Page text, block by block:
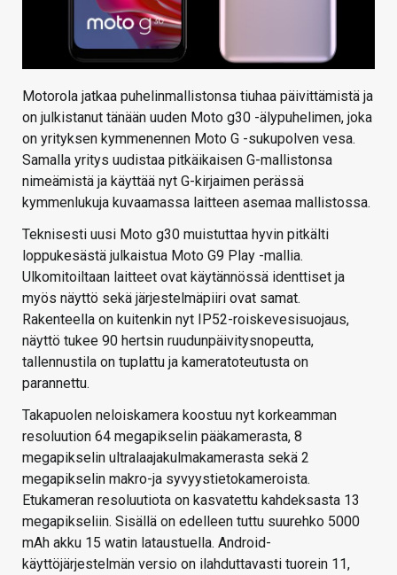
Motorola jatkaa puhelinmallistonsa tiuhaa päivittämistä ja
on julkistanut tänään uuden Moto g30 -älypuhelimen, joka
on yrityksen kymmenennen Moto G -sukupolven vesa.
Samalla yritys uudistaa pitkäikaisen G-mallistonsa
nimeämistä ja käyttää nyt G-kirjaimen perässä
kymmenlukuja kuvaamassa laitteen asemaa mallistossa.
Teknisesti uusi Moto g30 muistuttaa hyvin pitkälti
loppukesästä julkaistua Moto G9 Play -mallia.
Ulkomitoiltaan laitteet ovat käytännössä identtiset ja
myös näyttö sekä järjestelmäpiiri ovat samat.
Rakenteella on kuitenkin nyt IP52-roiskevesisuojaus,
näyttö tukee 90 hertsin ruudunpäivitysnopeutta,
tallennustila on tuplattu ja kameratoteutusta on
parannettu.
Takapuolen neloiskamera koostuu nyt korkeamman
resoluution 64 megapikselin pääkamerasta, 8
megapikselin ultralaajakulmakamerasta sekä 2
megapikselin makro-ja syvyystietokameroista.
Etukameran resoluutiota on kasvatettu kahdeksasta 13
megapikseliin. Sisällä on edelleen tuttu suurehko 5000
mAh akku 15 watin lataustuella. Android-
käyttöjärjestelmän versio on ilahduttavasti tuorein 11,